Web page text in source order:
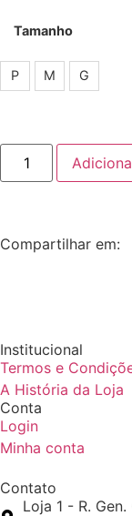
Tamanho
P M G
Compartilhar em:
Institucional
Termos e
A História da Loja
Conta
Login
Minha conta
Contato
Loja 1 - R.